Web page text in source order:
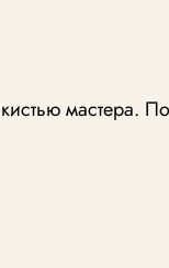
мастера.